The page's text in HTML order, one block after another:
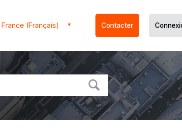
France (Français) Contacter